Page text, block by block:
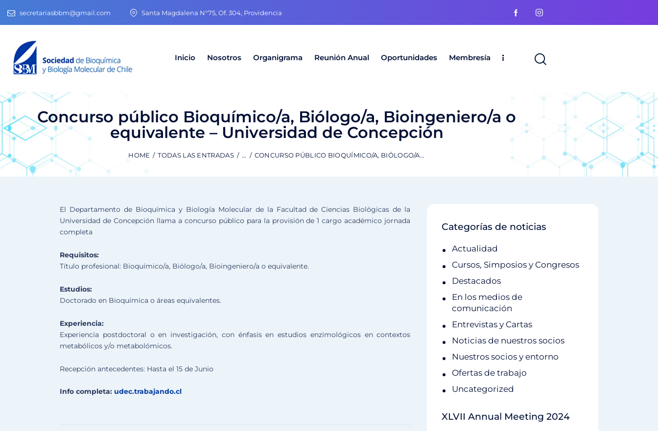
secretariasbbm@gmail.com Santa Magdalena N°75, Of. 304, Providencia
Inicio Nosotros Organigrama Reunión Anual Oportunidades Membresía
Concurso público Bioquímico/a, Biólogo/a, Bioingeniero/a o
equivalente – Universidad de Concepción
HOME TODAS LAS ENTRADAS ... CONCURSO PÚBLICO BIOQUÍMICO/A, BIÓLOGO/A...
El Departamento de Bioquímica y Biología Molecular de la Facultad de Ciencias Biológicas de la
Universidad de Concepción llama a concurso público para la provisión de 1 cargo académico jornada
completa
Requisitos:
Título profesional: Bioquímico/a, Biólogo/a, Bioingeniero/a o equivalente.
Estudios:
Doctorado en Bioquímica o áreas equivalentes.
Experiencia:
Experiencia postdoctoral o en investigación, con énfasis en estudios enzimológicos en contextos
metabólicos y/o metabolómicos.
Recepción antecedentes: Hasta el 15 de Junio
Info completa: udec.trabajando.cl
Categorías de noticias
Actualidad
Cursos, Simposios y Congresos
Destacados
En los medios de
comunicación
Entrevistas y Cartas
Noticias de nuestros socios
Nuestros socios y entorno
Ofertas de trabajo
Uncategorized
XLVII Annual Meeting 2024